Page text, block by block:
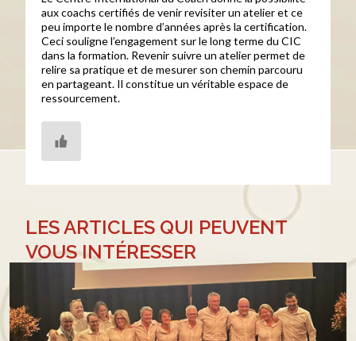
aux coachs certifiés de venir revisiter un atelier et ce
peu importe le nombre d’années après la certification.
Ceci souligne l’engagement sur le long terme du CIC
dans la formation. Revenir suivre un atelier permet de
relire sa pratique et de mesurer son chemin parcouru
en partageant. Il constitue un véritable espace de
ressourcement.
LES ARTICLES QUI PEUVENT
VOUS INTÉRESSER